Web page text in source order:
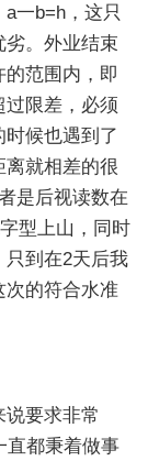
一b=h，这只
劣。外业结束
范围内，即
过限差，必须
候也遇到了
离就相差的很
是后视读数在
型上山，同时
只到在2天后我
次的符合水准
要求非常
都秉着做事